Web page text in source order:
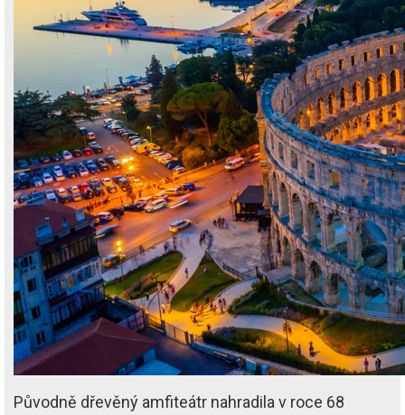
Původně dřevěný amfiteátr nahradila v roce 68